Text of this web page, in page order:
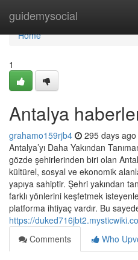
guidemysocial
Home
Home
1
Antalya
grahamo159rjb4 295 days ago
Antalya’yı Daha Yakından
gözde şehirlerinden biri olan
kültürel, sosyal ve ekonomik
yapıya sahiptir. Şehri yakından
farklı yönlerini keşfetmek
platforma ihtiyaç vardır. Bu
https://
Comments
Who